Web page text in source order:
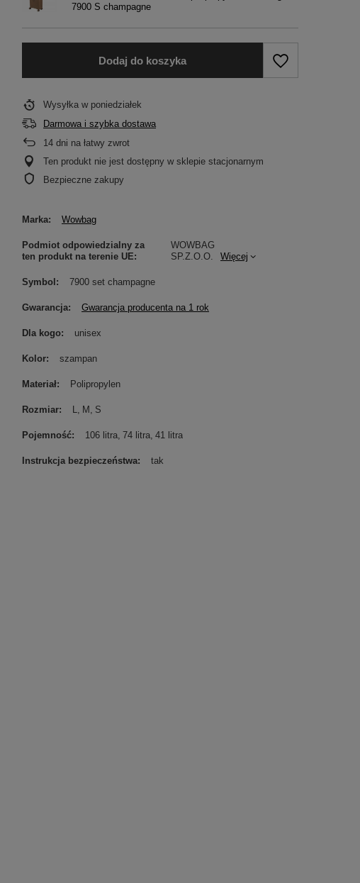
7900 S champagne
Dodaj do koszyka
Wysyłkaw poniedziałek
Darmowa i szybka dostawa
14 dni na łatwy zwrot
Ten produkt nie jest dostępny w sklepie stacjonarnym
Bezpieczne zakupy
Marka Wowbag
Podmiot odpowiedzialny za
ten produkt na terenie UE
WOWBAG
SP.Z.O.O.
Więcej
Symbol 7900 set champagne
Gwarancja Gwarancja producenta na 1 rok
Dla kogo unisex
Kolor szampan
Materiał Polipropylen
Rozmiar L M S
Pojemność 106 litra 74 litra 41 litra
Instrukcja bezpieczeństwa tak